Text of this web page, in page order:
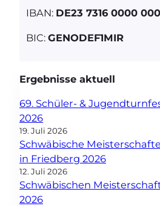
IBAN: DE23 7316 0000
BIC:GENODEF1MIR
Ergebnisse aktuell
69. Schüler- &
2026
19. Juli 2026
Schwäbische
in Friedberg 2026
12. Juli 2026
Schwäbischen
2026